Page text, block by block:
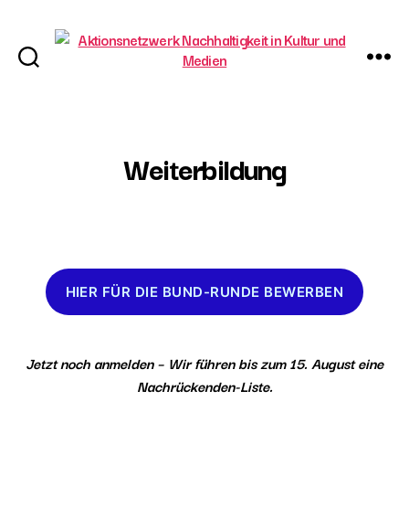
und
Weiterbildung
HIER FÜR DIE BUND-RUNDE BEWERBEN
Jetzt noch anmelden – Wir führen bis zum 15. August eine
Nachrückenden-Liste.